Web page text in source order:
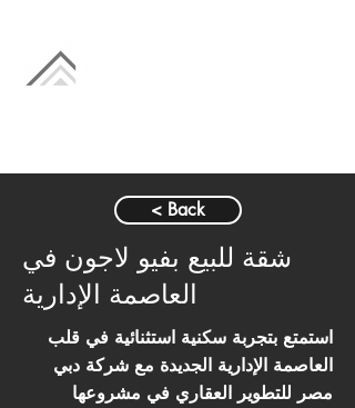
< Back
شقة للبيع بفيو لاجون في
العاصمة الإدارية
استمتع بتجربة سكنية استثنائية في قلب
العاصمة الإدارية الجديدة مع شركة دبي
مصر للتطوير العقاري في مشروعها